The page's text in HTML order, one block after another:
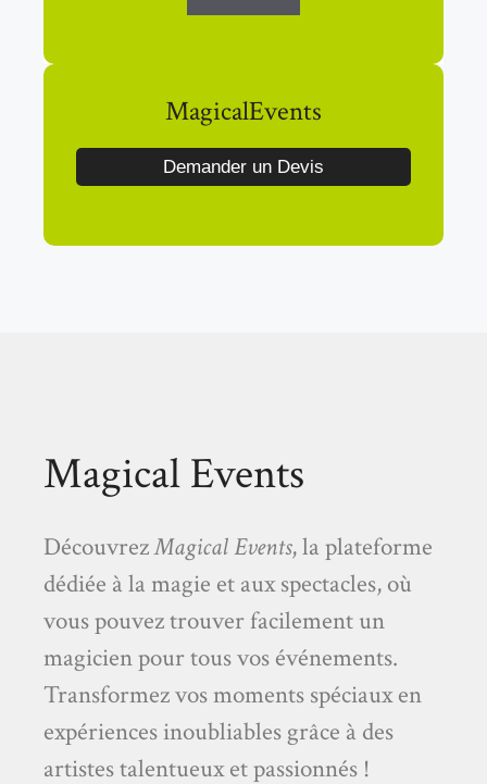
MagicalEvents
Demander un Devis
Magical Events
DécouvrezMagical Events, la plateforme
dédiée à la magie et aux spectacles, où
vous pouvez trouver facilement un
magicien pour tous vos événements.
Transformez vos moments spéciaux en
expériences inoubliables grâce à des
artistes talentueux et passionnés !